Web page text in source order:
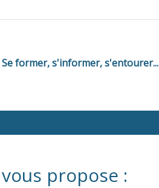
Se former, s'informer, s'entourer...
propose :